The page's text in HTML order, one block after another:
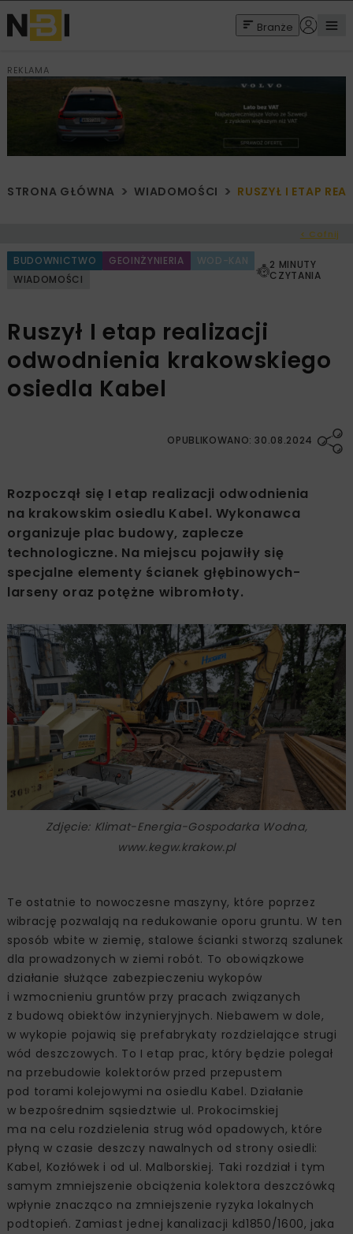
Branże
REKLAMA
STRONA GŁÓWNA WIADOMOŚCI RUSZYŁ I ETAP
< Cofnij
BUDOWNICTWO GEOINŻYNIERIA
WOD-KAN
WIADOMOŚCI
2 MINUTY
CZYTANIA
Ruszył I etap realizacji
odwodnienia krakowskiego
osiedla Kabel
OPUBLIKOWANO: 30.08.2024
Rozpoczął się I etap realizacji odwodnienia
na krakowskim osiedlu Kabel. Wykonawca
organizuje plac budowy, zaplecze
technologiczne. Na miejscu pojawiły się
specjalne elementy ścianek głębinowych-
larseny oraz potężne wibromłoty.
Zdjęcie: Klimat-Energia-Gospodarka Wodna,
www.kegw.krakow.pl
Te ostatnie to nowoczesne maszyny, które poprzez
wibrację pozwalają na redukowanie oporu gruntu. W ten
sposób wbite w ziemię, stalowe ścianki stworzą szalunek
dla prowadzonych w ziemi robót. To obowiązkowe
działanie służące zabezpieczeniu wykopów
i wzmocnieniu gruntów przy pracach związanych
z budową obiektów inżynieryjnych. Niebawem w dole,
w wykopie pojawią się prefabrykaty rozdzielające strugi
wód deszczowych. To I etap prac, który będzie polegał
na przebudowie kolektorów przed przepustem
pod torami kolejowymi na osiedlu Kabel. Działanie
w bezpośrednim sąsiedztwie ul. Prokocimskiej
ma na celu rozdzielenia strug wód opadowych, które
płyną w czasie deszczy nawalnych od strony osiedli:
Kabel, Kozłówek i od ul. Malborskiej. Taki rozdział i tym
samym zmniejszenie obciążenia kolektora deszczówką
wpłynie znacząco na zmniejszenie ryzyka lokalnych
podtopień. Zamiast jednej kanalizacji kd1850/1600, jaka